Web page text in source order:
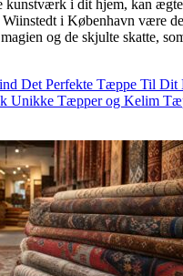
kunstværk i dit hjem, kan
i København være
og de skjulte skatte,
Det Perfekte Tæppe Til Dit
Unikke Tæpper og Kelim